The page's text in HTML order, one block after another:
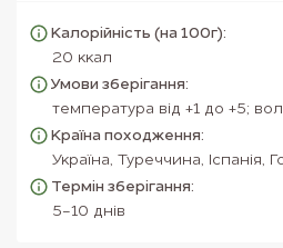
Калорійність (на 100г):
20 ккал
Умови зберігання:
температура від +1 до +5;
Країна походження:
Україна, Туреччина, Іспанія,
Термін зберігання:
5-10 днів